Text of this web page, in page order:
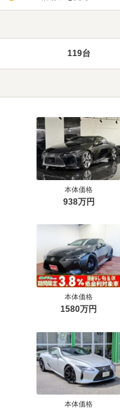
119台
本体価格
938万円
本体価格
1580万円
本体価格